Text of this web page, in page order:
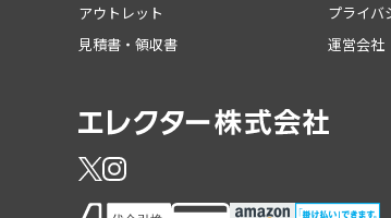
アウトレット
見積書・領収書
プライバ
運営会社